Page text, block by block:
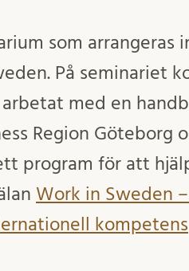
som arrangeras
På seminariet
med en
Region Göteborg
program för att
Work in Sweden
kompetens